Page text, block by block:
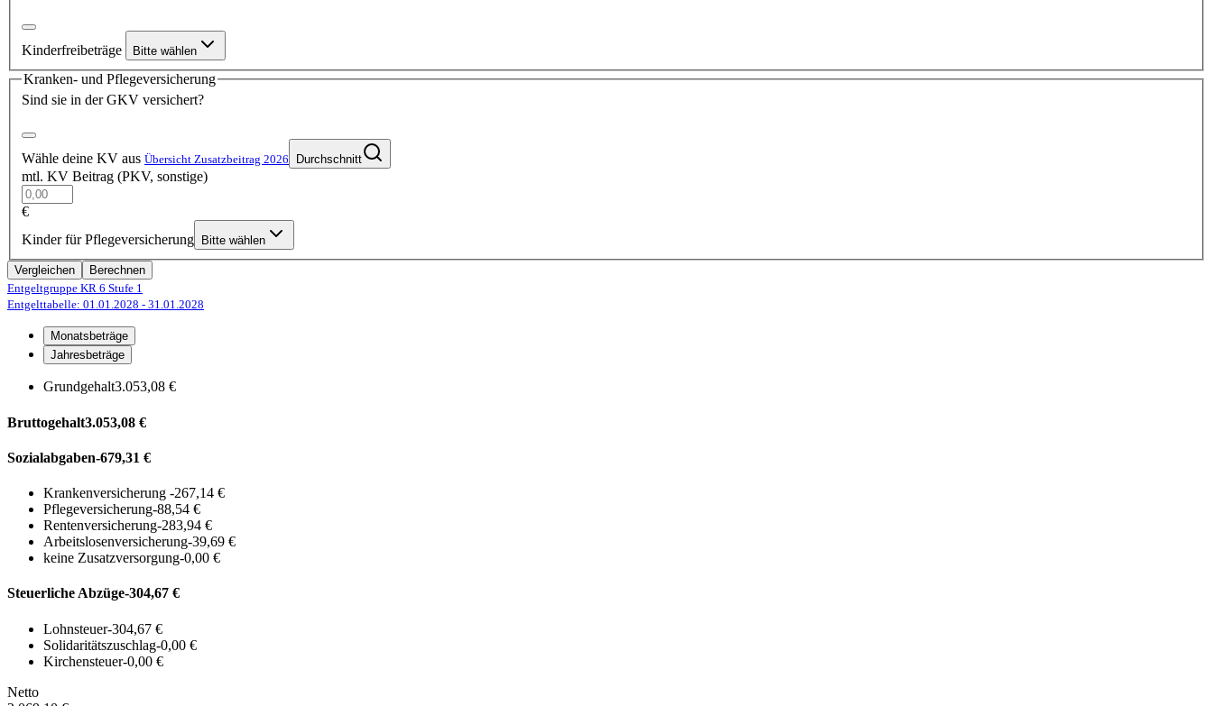
Kinderfreibeträge Bitte wählen
Kranken- und Pflegeversicherung
Sind sie in der GKV versichert?
Wähle deine KV aus Übersicht Zusatzbeitrag 2026 Durchschnitt
mtl. KV Beitrag (PKV, sonstige)
€
Kinder für Pflegeversicherung
Bitte wählen
Vergleichen
Berechnen
Entgeltgruppe KR 6 Stufe 1
Entgelttabelle: 01.01.2028 - 31.01.2028
Monatsbeträge
Jahresbeträge
Grundgehalt3.053,08 €
Bruttogehalt3.053,08 €
Sozialabgaben-679,31 €
Krankenversicherung -267,14 €
Pflegeversicherung-88,54 €
Rentenversicherung-283,94 €
Arbeitslosenversicherung-39,69 €
keine Zusatzversorgung-0,00 €
Steuerliche Abzüge-304,67 €
Lohnsteuer-304,67 €
Solidaritätszuschlag-0,00 €
Kirchensteuer-0,00 €
Netto